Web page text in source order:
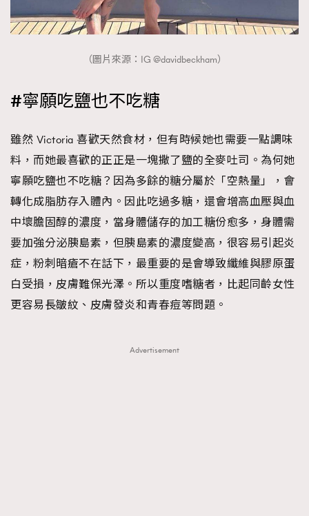
（圖片來源：IG @davidbeckham）
#寧願吃鹽也不吃糖
雖然 Victoria 喜歡天然食材，但有時候她也需要一點調味
料，而她最喜歡的正正是一塊撒了鹽的全麥吐司。為何她
寧願吃鹽也不吃糖？因為多餘的糖分屬於「空熱量」，會
轉化成脂肪存入體內。因此吃過多糖，還會增高血壓與血
中壞膽固醇的濃度，當身體儲存的加工糖份愈多，身體需
要加強分泌胰島素，但胰島素的濃度變高，很容易引起炎
症，粉刺暗瘡不在話下，最重要的是會導致纖維與膠原蛋
白受損，皮膚難保光澤。所以重度嗜糖者，比起同齡女性
更容易長皺紋、皮膚發炎和青春痘等問題。
Advertisement